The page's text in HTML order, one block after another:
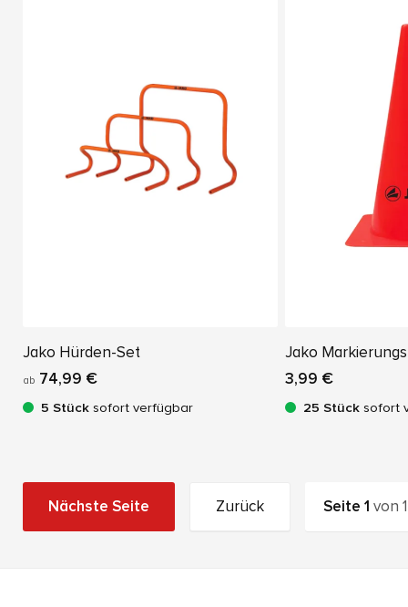
Jako Hürden-Set
ab 74,99 €
5 Stück sofort verfügbar
Jako
3,99 €
25 Stück sofort
Nächste Seite Zurück Seite1 von1